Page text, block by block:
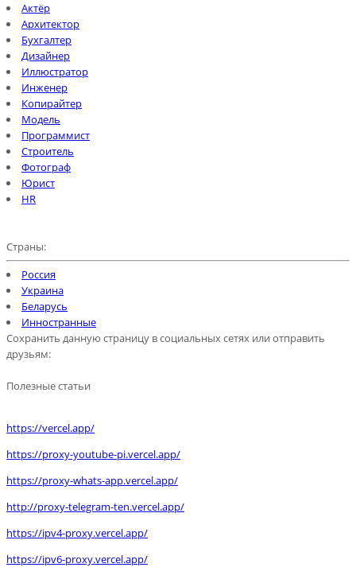
Актёр
Архитектор
Бухгалтер
Дизайнер
Иллюстратор
Инженер
Копирайтер
Модель
Программист
Строитель
Фотограф
Юрист
HR
Страны:
Россия
Украина
Беларусь
Инностранные
Сохранить данную страницу в социальных сетях или отправить
друзьям:
Полезные статьи
https://vercel.app/
https://proxy-youtube-pi.vercel.app/
https://proxy-whats-app.vercel.app/
http://proxy-telegram-ten.vercel.app/
https://ipv4-proxy.vercel.app/
https://ipv6-proxy.vercel.app/